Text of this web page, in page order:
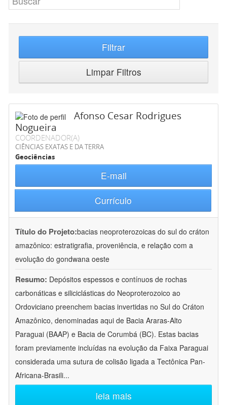
Filtrar
Limpar Filtros
Afonso Cesar Rodrigues
Nogueira
COORDENADOR(A)
CIÊNCIAS EXATAS E DA TERRA
Geociências
E-mail
Currículo
Título do Projeto:bacias neoproterozoicas do sul do cráton
amazônico: estratigrafia, proveniência, e relação com a
evolução do gondwana oeste
Resumo: Depósitos espessos e contínuos de rochas
carbonáticas e siliciclásticas do Neoproterozoico ao
Ordoviciano preenchem bacias invertidas no Sul do Cráton
Amazônico, denominadas aqui de Bacia Araras-Alto
Paraguai (BAAP) e Bacia de Corumbá (BC). Estas bacias
foram previamente incluídas na evolução da Faixa Paraguai
considerada uma sutura de colisão ligada a Tectônica Pan-
Africana-Brasili...
leia mais